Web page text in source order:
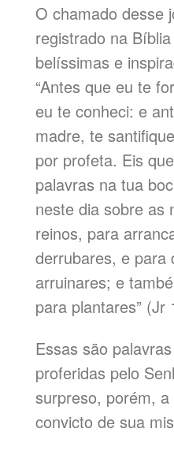
O chamado desse
registrado na
belíssimas e
“Antes que eu te
eu te conheci: e
madre, te
por profeta. Eis
palavras na tua
neste dia sobre as
reinos, para
derrubares, e para
arruinares; e
para plantares” (Jr
Essas são
proferidas pelo
surpreso, porém,
convicto de sua